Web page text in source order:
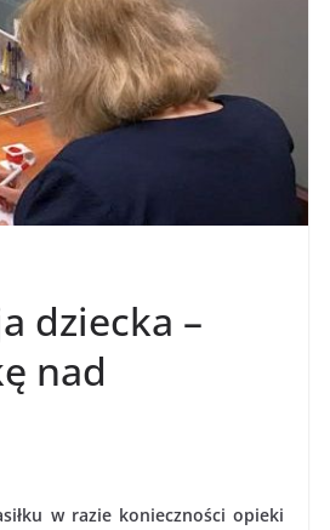
dziecka –
nad
w razie konieczności opieki